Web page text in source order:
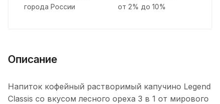
города России
от 2% до 10%
Описание
Напиток кофейный растворимый капучино Legend
Classis со вкусом лесного ореха 3 в 1 от мирового